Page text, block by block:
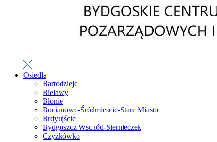
Osiedla
Bartodzieje
Bielawy
Błonie
Bocianowo-Śródmieście-Stare Miasto
Brdyujście
Bydgoszcz Wschód-Siernieczek
Czyżkówko